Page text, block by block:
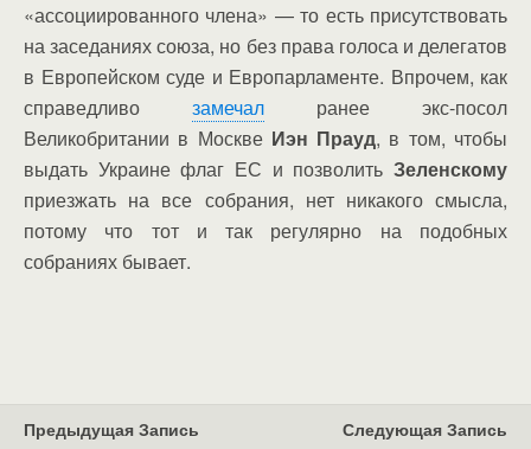
«ассоциированного члена» — то есть присутствовать
на заседаниях союза, но без права голоса и делегатов
в Европейском суде и Европарламенте. Впрочем, как
справедливо замечал ранее экс-посол
Великобритании в Москве Иэн Прауд, в том, чтобы
выдать Украине флаг ЕС и позволить Зеленскому
приезжать на все собрания, нет никакого смысла,
потому что тот и так регулярно на подобных
собраниях бывает.
Предыдущая Запись Следующая Запись